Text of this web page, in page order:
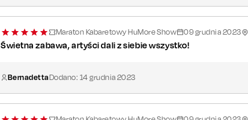
Maraton Kabaretowy HuMore Show 09 grudnia 2023
Świetna zabawa, artyści dali z siebie wszystko!
BernadettaDodano: 14 grudnia 2023